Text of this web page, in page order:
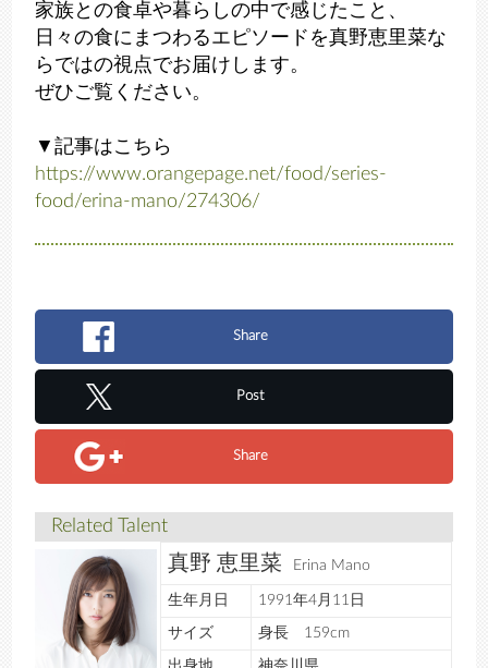
家族との食卓や暮らしの中で感じたこと、
日々の食にまつわるエピソードを真野恵里菜な
らではの視点でお届けします。
ぜひご覧ください。
▼記事はこちら
https://www.orangepage.net/food/series-
food/erina-mano/274306/
Share
Post
Share
Related Talent
真野 恵里菜 Erina Mano
生年月日 1991年4月11日
サイズ 身長 159cm